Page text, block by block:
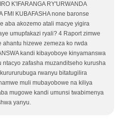
K'IFARANGA RY'URWANDA
FMI KUBAFASHA none baronse
aba akozemo atali macye yigira
umupfakazi ryali? 4 Raport zimwe
ahantu hizewe zemeza ko rwda
kandi kibayoboye kinyamanswa
ntacyo zafasha muzanditseho kurusha
rwanyu bitatugilira
muli mubayobowe na kiliya
mugowe kandi umunsi twabimenya
yanyu.